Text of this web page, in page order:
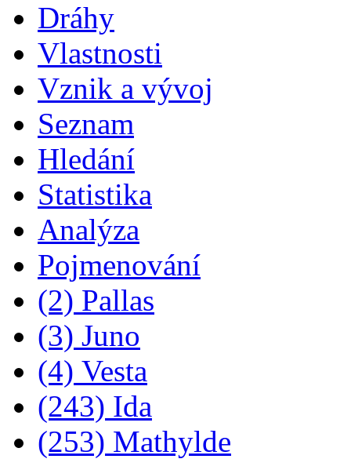
Dráhy
Vlastnosti
Vznik a vývoj
Seznam
Hledání
Statistika
Analýza
Pojmenování
(2) Pallas
(3) Juno
(4) Vesta
(243) Ida
(253) Mathylde